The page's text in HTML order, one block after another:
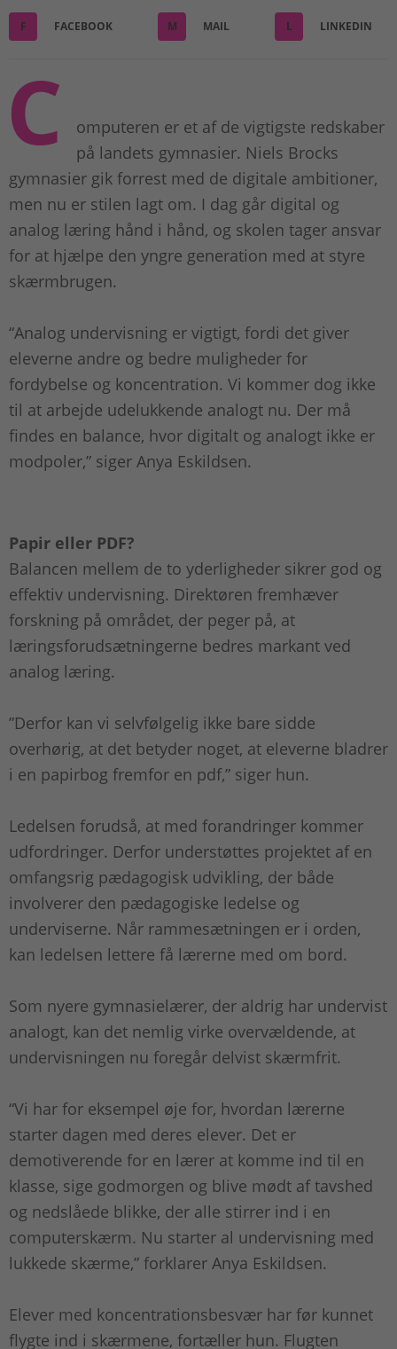
F FACEBOOK M MAIL L LINKEDIN
C
omputeren er et af de vigtigste redskaber
på landets gymnasier. Niels Brocks
gymnasier gik forrest med de digitale ambitioner,
men nu er stilen lagt om. I dag går digital og
analog læring hånd i hånd, og skolen tager ansvar
for at hjælpe den yngre generation med at styre
skærmbrugen.
“Analog undervisning er vigtigt, fordi det giver
eleverne andre og bedre muligheder for
fordybelse og koncentration. Vi kommer dog ikke
til at arbejde udelukkende analogt nu. Der må
findes en balance, hvor digitalt og analogt ikke er
modpoler,” siger Anya Eskildsen.
Papir eller PDF?
Balancen mellem de to yderligheder sikrer god og
effektiv undervisning. Direktøren fremhæver
forskning på området, der peger på, at
læringsforudsætningerne bedres markant ved
analog læring.
”Derfor kan vi selvfølgelig ikke bare sidde
overhørig, at det betyder noget, at eleverne bladrer
i en papirbog fremfor en pdf,” siger hun.
Ledelsen forudså, at med forandringer kommer
udfordringer. Derfor understøttes projektet af en
omfangsrig pædagogisk udvikling, der både
involverer den pædagogiske ledelse og
underviserne. Når rammesætningen er i orden,
kan ledelsen lettere få lærerne med om bord.
Som nyere gymnasielærer, der aldrig har undervist
analogt, kan det nemlig virke overvældende, at
undervisningen nu foregår delvist skærmfrit.
“Vi har for eksempel øje for, hvordan lærerne
starter dagen med deres elever. Det er
demotiverende for en lærer at komme ind til en
klasse, sige godmorgen og blive mødt af tavshed
og nedslåede blikke, der alle stirrer ind i en
computerskærm. Nu starter al undervisning med
lukkede skærme,” forklarer Anya Eskildsen.
Elever med koncentrationsbesvær har før kunnet
flygte ind i skærmene, fortæller hun. Flugten